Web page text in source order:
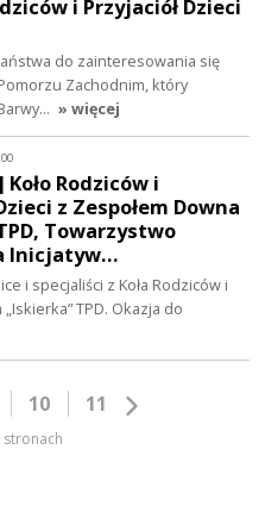
i Przyjaciół Dzieci
do zainteresowania się
Zachodnim, który
» więcej
Koło Rodziców i
z Zespołem Downa
Towarzystwo
Inicjatyw…
i specjaliści z Koła Rodziców i
TPD. Okazja do
10 11
stronach